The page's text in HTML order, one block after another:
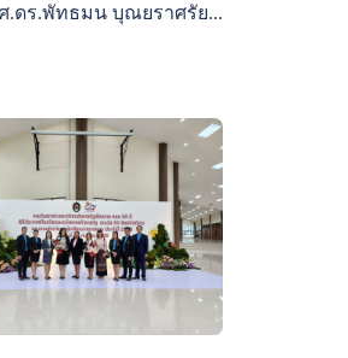
ดร.พัทธมน บุณยราศรัย...